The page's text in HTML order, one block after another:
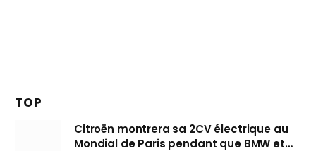
TOP
Citroën montrera sa 2CV électrique au
Mondial de Paris pendant que BMW et